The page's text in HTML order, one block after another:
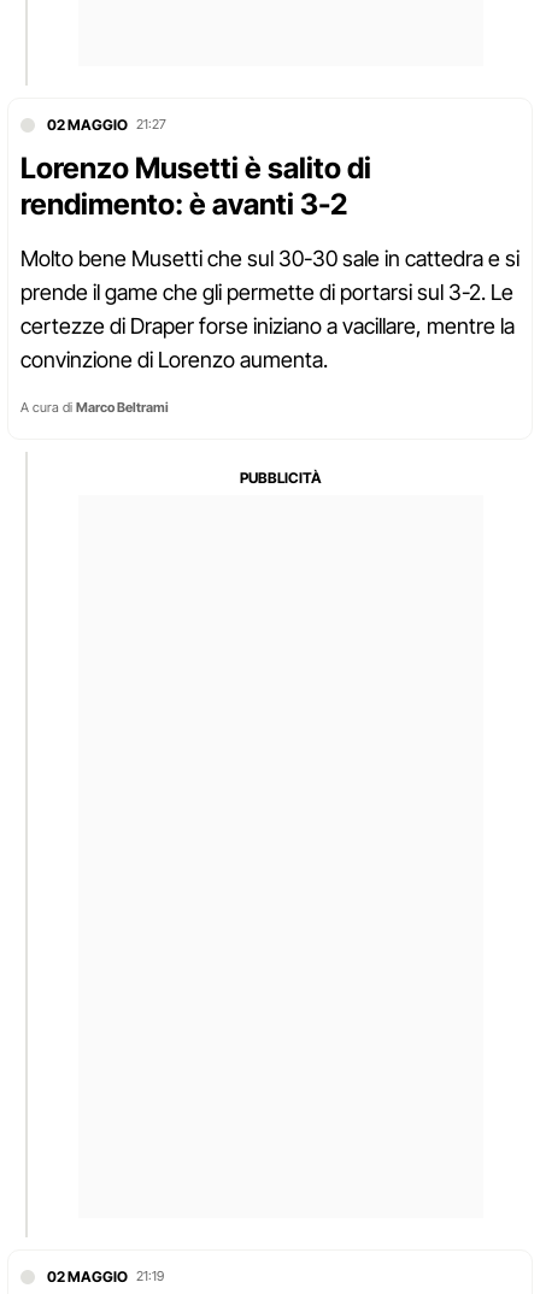
02 MAGGIO 21:27
Lorenzo Musetti è salito di
rendimento: è avanti 3-2
Molto bene Musetti che sul 30-30 sale in cattedra e si
prende il game che gli permette di portarsi sul 3-2. Le
certezze di Draper forse iniziano a vacillare, mentre la
convinzione di Lorenzo aumenta.
A cura di Marco Beltrami
02 MAGGIO 21:19